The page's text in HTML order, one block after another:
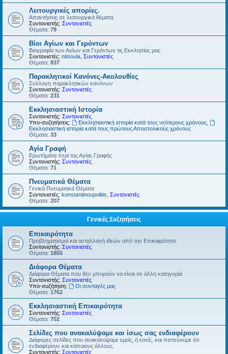
Λειτουργικές απορίες.
Απαντήσεις σε λειτουργικά θέματα.
Συντονιστής: Συντονιστές
Θέματα: 79
Βίοι Αγίων και Γερόντων
Βιογραφία των Αγίων και Γερόντων τις Εκκλησίας μας
Συντονιστές: ntinoula Συντονιστές
Θέματα: 837
Παρακλητικοί Κανόνες-Ακολουθίες
Συλλογη παρακλητικών κανόνων
Συντονιστής: Συντονιστές
Θέματα: 231
Εκκλησιαστική Ιστορία
Συντονιστής: Συντονιστές
Υπο-συζητήσεις:
Εκκλησιαστική ιστορία κατά τους νεότερους χρόνους,
Εκκλησιαστική ιστορία κατά τους πρώτους Αποστολικούς χρόνους
Θέματα: 33
Αγία Γραφή
Ερωτήματα περί της Αγίας Γραφής
Συντονιστής: Συντονιστές
Θέματα: 71
Πνευματικά Θέματα
Γενικά Πνευματικά Θέματα
Συντονιστές: konstantinoupolitis Συντονιστές
Θέματα: 207
Γενικές Συζητήσεις
Επικαιρότητα
Προβληματισμοί και ανταλλαγή ιδεών από την Επικαιρότητα.
Συντονιστής: Συντονιστές
Θέματα: 1855
Διάφορα Θέματα
Διάφορα Θέματα που δεν μπορούν να είναι σε άλλη κατηγορία
Συντονιστής: Συντονιστές
Υπο-συζήτηση:
Οι συνταγές μας
Θέματα: 1762
Εκκλησιαστική Επικαιρότητα
Συντονιστής: Συντονιστές
Θέματα: 702
Σελίδες που ανακαλύψαμε και ίσως σας ενδιαφέρουν
Διάφορες σελίδες που ανακαλύψαμε εμείς, ή εσείς, και πιστεύουμε ότι
ενδιαφέρουν και κάποιους άλλους.
Συντονιστής: Συντονιστές